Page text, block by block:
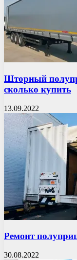
Шторный
сколько купить
13.09.2022
Ремонт
30.08.2022